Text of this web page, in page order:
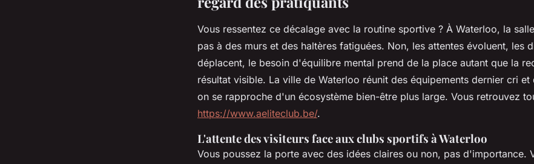
Vous ressentez ce décalage avec la routine sportive ? À Waterloo, la
pas à des murs et des haltères fatiguées. Non, les attentes évoluent, les
déplacent, le besoin d'équilibre mental prend de la place autant que la
résultat visible. La ville de Waterloo réunit des équipements dernier cri et
on se rapproche d'un écosystème bien-être plus large. Vous retrouvez
https://www.aeliteclub.be/.
L'attente des visiteurs face aux clubs sportifs à Waterloo
Vous poussez la porte avec des idées claires ou non, pas d'importance.